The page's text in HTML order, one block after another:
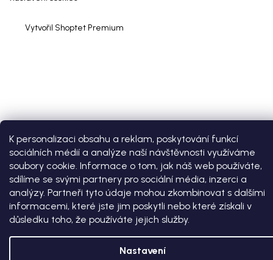
K personalizaci obsahu a reklam, poskytování funkcí
sociálních médií a analýze naší návštěvnosti využíváme
soubory cookie. Informace o tom, jak náš web používáte,
sdílíme se svými partnery pro sociální média, inzerci a
analýzy. Partneři tyto údaje mohou zkombinovat s dalšími
informacemi, které jste jim poskytli nebo které získali v
důsledku toho, že používáte jejich služby.
Nastavení
Vytvořil Shoptet Premium